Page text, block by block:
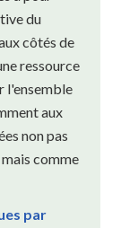
du
côtés de
ressource
l'ensemble
aux
non pas
comme
par